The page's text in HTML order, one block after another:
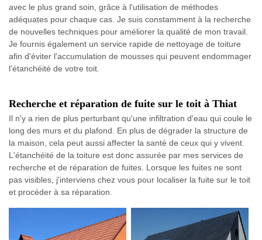
avec le plus grand soin, grâce à l'utilisation de méthodes
adéquates pour chaque cas. Je suis constamment à la recherche
de nouvelles techniques pour améliorer la qualité de mon travail.
Je fournis également un service rapide de nettoyage de toiture
afin d'éviter l'accumulation de mousses qui peuvent endommager
l'étanchéité de votre toit.
Recherche et réparation de fuite sur le toit à Thiat
Il n'y a rien de plus perturbant qu'une infiltration d'eau qui coule le
long des murs et du plafond. En plus de dégrader la structure de
la maison, cela peut aussi affecter la santé de ceux qui y vivent.
L'étanchéité de la toiture est donc assurée par mes services de
recherche et de réparation de fuites. Lorsque les fuites ne sont
pas visibles, j'interviens chez vous pour localiser la fuite sur le toit
et procéder à sa réparation.